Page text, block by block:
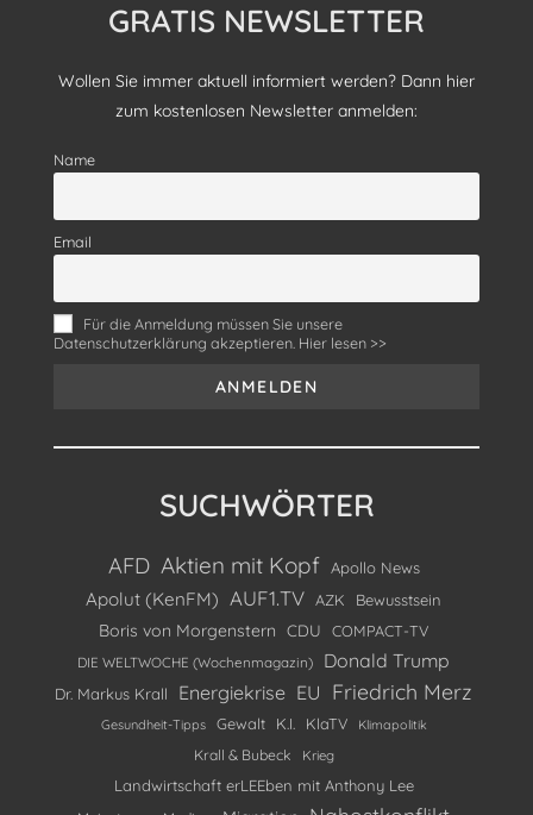
GRATIS NEWSLETTER
Wollen Sie immer aktuell informiert werden? Dann hier
zum kostenlosen Newsletter anmelden:
Name
Email
Für die Anmeldung müssen Sie unsere
Datenschutzerklärung akzeptieren. Hier lesen >>
SUCHWÖRTER
AFD Aktien mit Kopf Apollo News
Apolut (KenFM) AUF1.TV AZK Bewusstsein
Boris von Morgenstern CDU COMPACT-TV
DIE WELTWOCHE (Wochenmagazin) Donald Trump
Dr. Markus Krall Energiekrise EU Friedrich Merz
Gesundheit-Tipps Gewalt K.I. KlaTV Klimapolitik
Krall & Bubeck Krieg
Landwirtschaft erLEEben mit Anthony Lee